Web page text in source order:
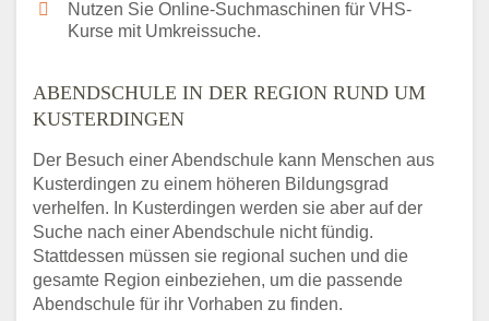
Nutzen Sie Online-Suchmaschinen für VHS-
Kurse mit Umkreissuche.
ABENDSCHULE IN DER REGION RUND UM
KUSTERDINGEN
Der Besuch einer Abendschule kann Menschen aus
Kusterdingen zu einem höheren Bildungsgrad
verhelfen. In Kusterdingen werden sie aber auf der
Suche nach einer Abendschule nicht fündig.
Stattdessen müssen sie regional suchen und die
gesamte Region einbeziehen, um die passende
Abendschule für ihr Vorhaben zu finden.